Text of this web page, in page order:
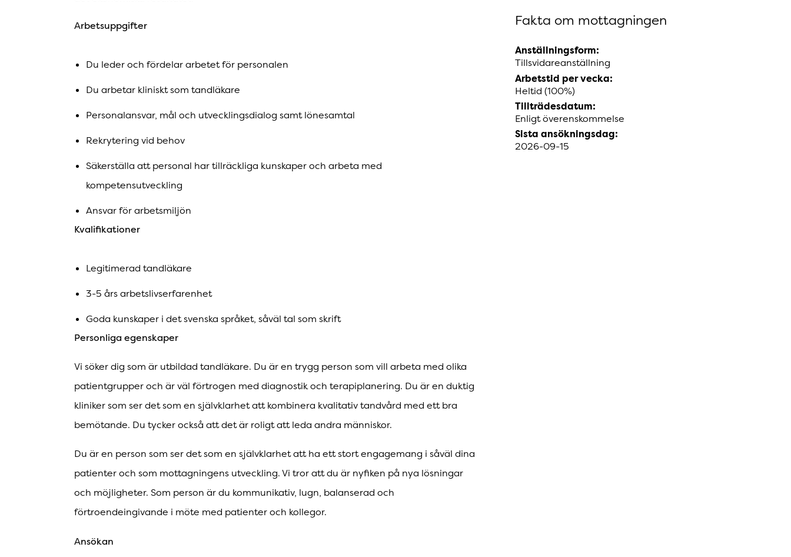
Arbetsuppgifter
Du leder och fördelar arbetet för personalen
Du arbetar kliniskt som tandläkare
Personalansvar, mål och utvecklingsdialog samt lönesamtal
Rekrytering vid behov
Säkerställa att personal har tillräckliga kunskaper och arbeta med
kompetensutveckling
Ansvar för arbetsmiljön
Kvalifikationer
Legitimerad tandläkare
3-5 års arbetslivserfarenhet
Goda kunskaper i det svenska språket, såväl tal som skrift
Personliga egenskaper
Vi söker dig som är utbildad tandläkare. Du är en trygg person som vill arbeta med olika
patientgrupper och är väl förtrogen med diagnostik och terapiplanering. Du är en duktig
kliniker som ser det som en självklarhet att kombinera kvalitativ tandvård med ett bra
bemötande. Du tycker också att det är roligt att leda andra människor.
Du är en person som ser det som en självklarhet att ha ett stort engagemang i såväl dina
patienter och som mottagningens utveckling. Vi tror att du är nyfiken på nya lösningar
och möjligheter. Som person är du kommunikativ, lugn, balanserad och
förtroendeingivande i möte med patienter och kollegor.
Ansökan
Fakta om mottagningen
Anställningsform:
Tillsvidareanställning
Arbetstid per vecka:
Heltid (100%)
Tillträdesdatum:
Enligt överenskommelse
Sista ansökningsdag:
2026-09-15